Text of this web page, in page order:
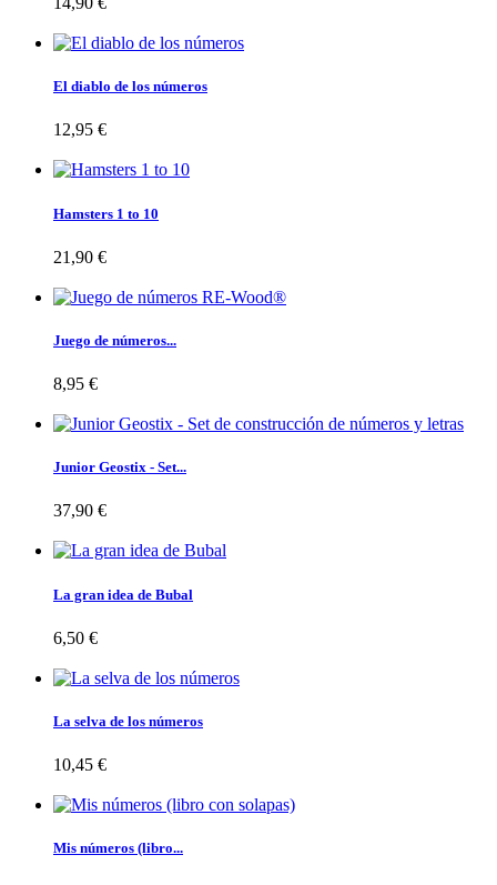
El diablo de los números
12,95 €
Hamsters 1 to 10
21,90 €
Juego de números...
8,95 €
Junior Geostix - Set...
37,90 €
La gran idea de Bubal
6,50 €
La selva de los números
10,45 €
Mis números (libro...